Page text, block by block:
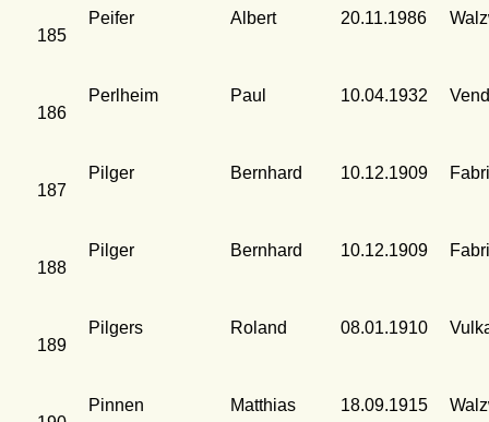
185
Peifer Albert 20.11.1986
186
Perlheim Paul 10.04.1932
187
Pilger Bernhard 10.12.1909
188
Pilger Bernhard 10.12.1909
189
Pilgers Roland 08.01.1910
Pinnen Matthias 18.09.1915